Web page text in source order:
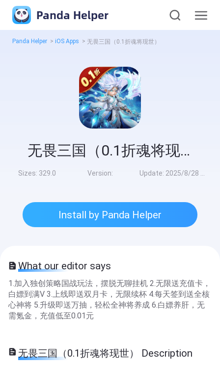
Panda Helper
Panda Helper > iOS Apps > 无畏三国（0.1折魂将现世）
无畏三国（0.1折魂将现世）
Sizes: 329.0 Version: Update: 2025/8/28 8:00:00
Install by Panda Helper
What our editor says
1.加入独创策略国战玩法，摆脱无聊挂机 2.无限送充值卡，
白嫖到满V 3.上线即送双月卡，无限续杯 4.每天签到送全核
心神将 5.升级即送万抽，轻松全神将养成 6.白嫖养肝，无
需氪金，充值低至0.01元
无畏三国（0.1折魂将现世） Description